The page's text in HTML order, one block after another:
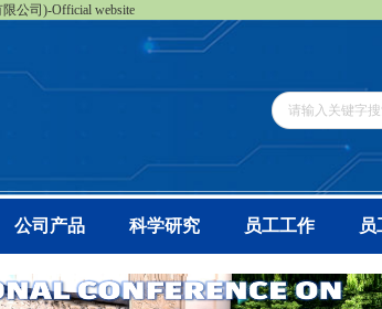
公司)-Official website
公司产品 科学研究 员工工作